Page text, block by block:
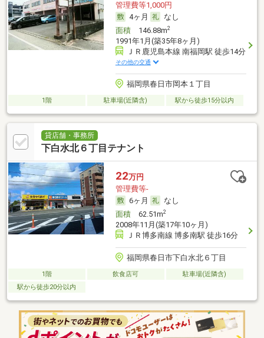
管理費等1,000円
4ヶ月
なし
面積146.88m2
1991年1月(築35年8ヶ月)
ＪＲ鹿児島本線 南福岡駅 徒歩14分
その他の交通
福岡県春日市岡本１丁目
1階 駐車場(近隣含) 駅から徒歩15分以内
貸店舗・事務所
下白水北６丁目テナント
22万円
管理費等-
6ヶ月
なし
面積62.51m2
2008年11月(築17年10ヶ月)
ＪＲ博多南線 博多南駅 徒歩16分
福岡県春日市下白水北６丁目
1階 飲食店可
駐車場(近隣含)
駅から徒歩20分以内